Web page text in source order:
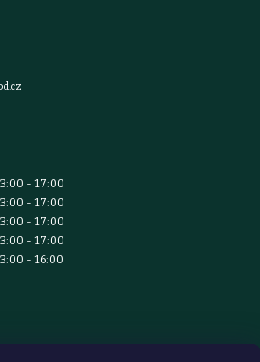
- 17:00
- 17:00
- 17:00
- 17:00
- 16:00